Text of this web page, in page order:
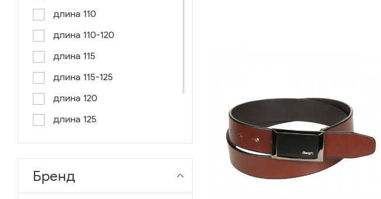
длина 110
длина 110-120
длина 115
длина 115-125
длина 120
длина 125
длина 130
длина 135
Бренд